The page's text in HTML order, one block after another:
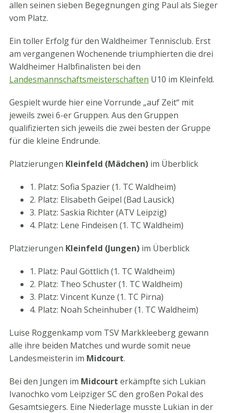
allen seinen sieben Begegnungen ging Paul als Sieger
vom Platz.
Ein toller Erfolg für den Waldheimer Tennisclub. Erst
am vergangenen Wochenende triumphierten die drei
Waldheimer Halbfinalisten bei den
Landesmannschaftsmeisterschaften U10 im Kleinfeld.
Gespielt wurde hier eine Vorrunde „auf Zeit“ mit
jeweils zwei 6-er Gruppen. Aus den Gruppen
qualifizierten sich jeweils die zwei besten der Gruppe
für die kleine Endrunde.
Platzierungen Kleinfeld (Mädchen) im Überblick
1. Platz: Sofia Spazier (1. TC Waldheim)
2. Platz: Elisabeth Geipel (Bad Lausick)
3. Platz: Saskia Richter (ATV Leipzig)
4. Platz: Lene Findeisen (1. TC Waldheim)
Platzierungen Kleinfeld (Jungen) im Überblick
1. Platz: Paul Göttlich (1. TC Waldheim)
2. Platz: Theo Schuster (1. TC Waldheim)
3. Platz: Vincent Kunze (1. TC Pirna)
4. Platz: Noah Scheinhuber (1. TC Waldheim)
Luise Roggenkamp vom TSV Markkleeberg gewann
alle ihre beiden Matches und wurde somit neue
Landesmeisterin im Midcourt.
Bei den Jungen im Midcourt erkämpfte sich Lukian
Ivanochko vom Leipziger SC den großen Pokal des
Gesamtsiegers. Eine Niederlage musste Lukian in der